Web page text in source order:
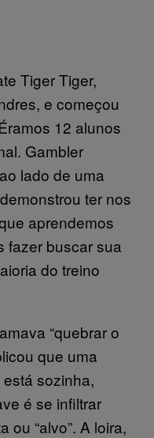
Tiger Tiger,
e começou
12 alunos
Gambler
lado de uma
ter nos
aprendemos
fazer buscar sua
do treino
“quebrar o
que uma
sozinha,
é se infiltrar
ou “alvo”. A loira,